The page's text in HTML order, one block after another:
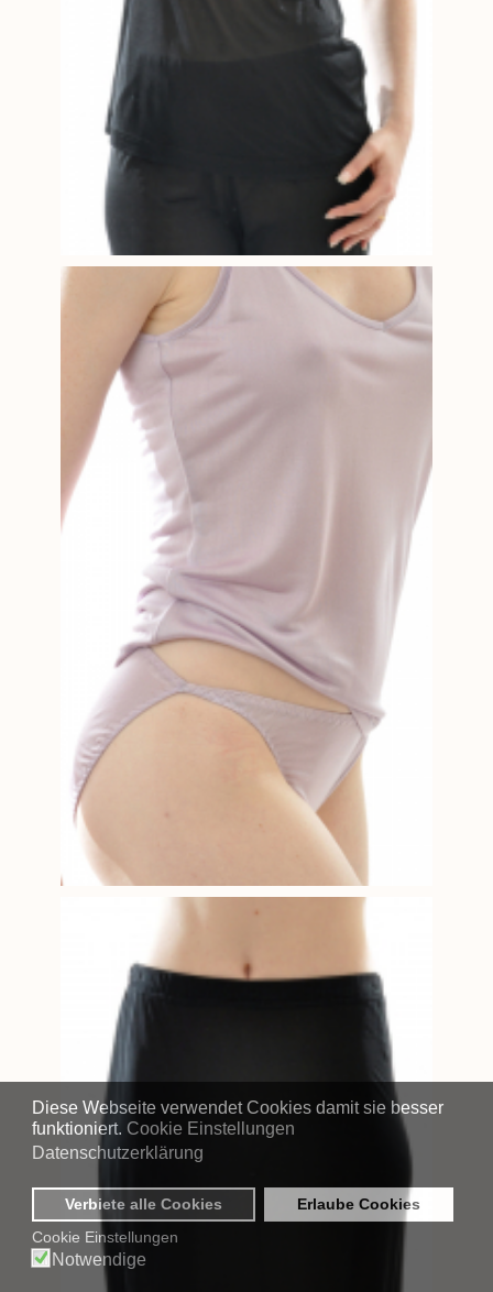
Diese Webseite verwendet Cookies damit sie besser
funktioniert. Cookie Einstellungen
Datenschutzerklärung
Verbiete alle Cookies
Erlaube Cookies
Cookie Einstellungen
Notwendige